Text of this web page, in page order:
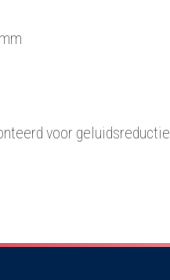
voor geluidsreductie